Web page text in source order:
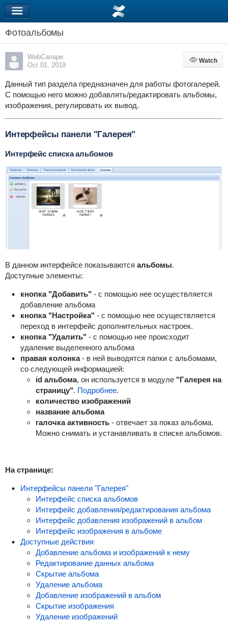
Фотоальбомы
WebCanape
Oct 01, 2019
Watch
Watch
Данный тип раздела предназначен для работы фотогалерей.
С помощью него можно добавлять/редактировать альбомы,
изображения, регулировать их вывод.
Интерфейсы панели "Галерея"
Интерфейс списка альбомов
В данном интерфейсе показываются альбомы.
Доступные элементы:
кнопка "Добавить" - с помощью нее осуществляется
добавление альбома
кнопка "Настройка" - с помощью нее осуществляется
переход в интерфейс дополнительных настроек.
кнопка "Удалить" - с помощью нее происходит
удаление выделенного альбома
правая колонка- в ней выводятся папки с альбомами,
со следующей информацией:
id альбома, он используется в модуле "Галерея на
страницу". Подробнее.
количество изображений
название альбома
галочка активность- отвечает за показ альбома.
Можно снимать и устанавливать в списке альбомов.
На странице:
Интерфейсы панели "Галерея"
Интерфейс списка альбомов
Интерфейс добавления/редактирования альбома
Интерфейс добавления изображений в альбом
Интерфейс изображения в альбоме
Доступные действия
Добавление альбома и изображений к нему
Редактирование данных альбома
Скрытие альбома
Удаление альбома
Добавление изображений в альбом
Скрытие изображения
Удаление изображений